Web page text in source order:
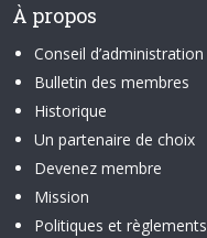
À propos
Conseil d’administration
Bulletin des membres
Historique
Un partenaire de choix
Devenez membre
Mission
Politiques et règlements